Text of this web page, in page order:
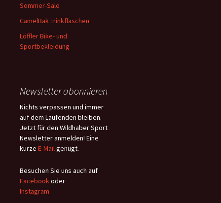
Sommer-Sale
CamelBak Trinkflaschen
Löffler Bike- und
Sportbekleidung
Newsletter abonnieren
Nichts verpassen und immer
auf dem Laufenden bleiben.
Jetzt für den Wildhaber Sport
Newsletter anmelden! Eine
kurze E-Mailgenügt.
Besuchen Sie uns auch auf
Facebookoder
Instagram